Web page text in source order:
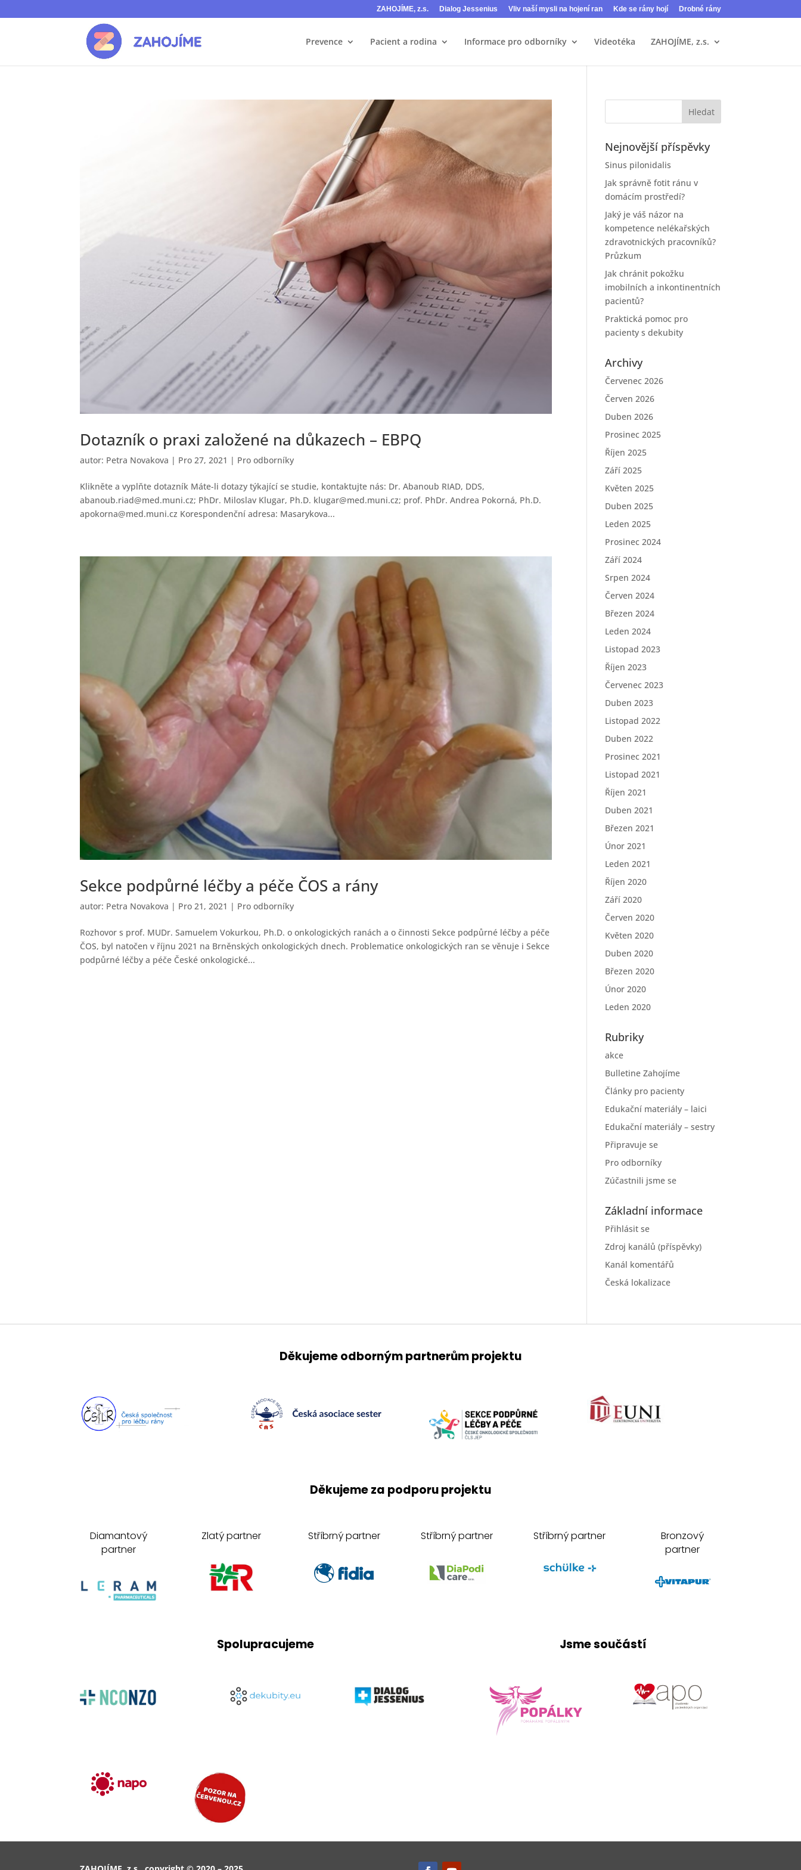
ZAHOJÍME, z.s. Dialog Jessenius Vliv naší mysli na hojení ran Kde se rány hojí Drobné rány
Prevence Pacient a rodina Informace pro odborníky Videotéka ZAHOJÍME, z.s.
Dotazník o praxi založené na důkazech – EBPQ
autor: Petra Novakova | Pro 27, 2021 | Pro odborníky
Klikněte a vyplňte dotazník Máte-li dotazy týkající se studie, kontaktujte nás: Dr. Abanoub RIAD, DDS,
abanoub.riad@med.muni.cz; PhDr. Miloslav Klugar, Ph.D. klugar@med.muni.cz; prof. PhDr. Andrea Pokorná, Ph.D.
apokorna@med.muni.cz Korespondenční adresa: Masarykova...
Sekce podpůrné léčby a péče ČOS a rány
autor: Petra Novakova | Pro 21, 2021 | Pro odborníky
Rozhovor s prof. MUDr. Samuelem Vokurkou, Ph.D. o onkologických ranách a o činnosti Sekce podpůrné léčby a péče
ČOS, byl natočen v říjnu 2021 na Brněnských onkologických dnech. Problematice onkologických ran se věnuje i Sekce
podpůrné léčby a péče České onkologické...
Nejnovější příspěvky
Sinus pilonidalis
Jak správně fotit ránu v
domácím prostředí?
Jaký je váš názor na
kompetence nelékařských
zdravotnických pracovníků?
Průzkum
Jak chránit pokožku
imobilních a inkontinentních
pacientů?
Praktická pomoc pro
pacienty s dekubity
Archivy
Červenec 2026
Červen 2026
Duben 2026
Prosinec 2025
Říjen 2025
Září 2025
Květen 2025
Duben 2025
Leden 2025
Prosinec 2024
Září 2024
Srpen 2024
Červen 2024
Březen 2024
Leden 2024
Listopad 2023
Říjen 2023
Červenec 2023
Duben 2023
Listopad 2022
Duben 2022
Prosinec 2021
Listopad 2021
Říjen 2021
Duben 2021
Březen 2021
Únor 2021
Leden 2021
Říjen 2020
Září 2020
Červen 2020
Květen 2020
Duben 2020
Březen 2020
Únor 2020
Leden 2020
Rubriky
akce
Bulletine Zahojíme
Články pro pacienty
Edukační materiály – laici
Edukační materiály – sestry
Připravuje se
Pro odborníky
Zúčastnili jsme se
Základní informace
Přihlásit se
Zdroj kanálů (příspěvky)
Kanál komentářů
Česká lokalizace
Děkujeme odborným partnerům projektu
Děkujeme za podporu projektu
Diamantový
partner
Zlatý partner Stříbrný partner Stříbrný partner Stříbrný partner
Bronzový
partner
Spolupracujeme Jsme součástí